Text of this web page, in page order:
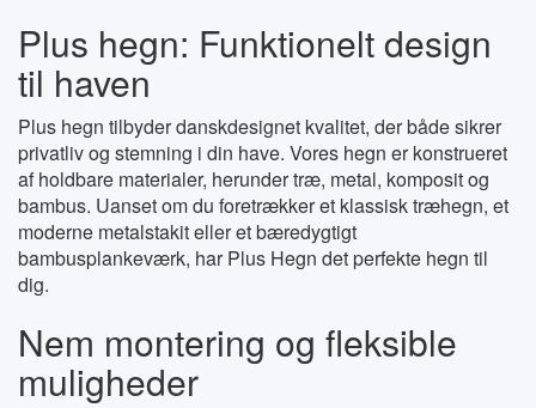
Plus hegn: Funktionelt design
til haven
Plus hegn tilbyder danskdesignet kvalitet, der både sikrer
privatliv og stemning i din have. Vores hegn er konstrueret
af holdbare materialer, herunder træ, metal, komposit og
bambus. Uanset om du foretrækker et klassisk træhegn, et
moderne metalstakit eller et bæredygtigt
bambusplankeværk, har Plus Hegn det perfekte hegn til
dig.
Nem montering og fleksible
muligheder